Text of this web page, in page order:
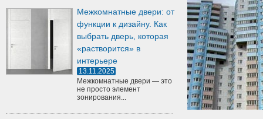
Уплотнитель для деревянных дверей
Артикул:
Межкомнатные двери: от
функции к дизайну. Как
выбрать дверь, которая
«растворится» в
интерьере
13.11.2025
Межкомнатные двери — это
не просто элемент
зонирования...